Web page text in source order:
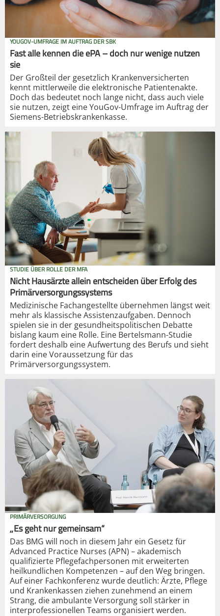
YOUGOV-UMFRAGE IM AUFTRAG DER SBK
Fast alle kennen die ePA – doch nur wenige nutzen
sie
Der Großteil der gesetzlich Krankenversicherten
kennt mittlerweile die elektronische Patientenakte.
Doch das bedeutet noch lange nicht, dass auch viele
sie nutzen, zeigt eine YouGov-Umfrage im Auftrag der
Siemens-Betriebskrankenkasse.
STUDIE ÜBER ROLLE DER MFA
Nicht Hausärzte allein entscheiden über Erfolg des
Primärversorgungssystems
Medizinische Fachangestellte übernehmen längst weit
mehr als klassische Assistenzaufgaben. Dennoch
spielen sie in der gesundheitspolitischen Debatte
bislang kaum eine Rolle. Eine Bertelsmann-Studie
fordert deshalb eine Aufwertung des Berufs und sieht
darin eine Voraussetzung für das
Primärversorgungssystem.
PRIMÄRVERSORGUNG
„Es geht nur gemeinsam“
Das BMG will noch in diesem Jahr ein Gesetz für
Advanced Practice Nurses (APN) – akademisch
qualifizierte Pflegefachpersonen mit erweiterten
heilkundlichen Kompetenzen – auf den Weg bringen.
Auf einer Fachkonferenz wurde deutlich: Ärzte, Pflege
und Krankenkassen ziehen zunehmend an einem
Strang, die ambulante Versorgung soll stärker in
interprofessionellen Teams organisiert werden.